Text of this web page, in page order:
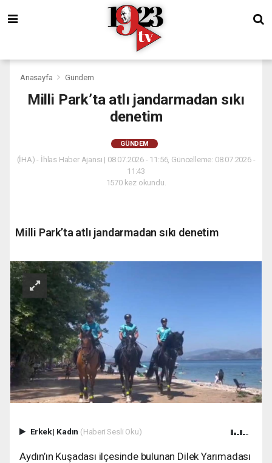
Anasayfa Gündem
Milli Park’ta atlı jandarmadan sıkı
denetim
GÜNDEM
(İHA) - İhlas Haber Ajansı | 08.07.2026 - 11:56, Güncelleme: 08.07.2026 -
11:43
1570 kez okundu.
Milli Park’ta atlı jandarmadan sıkı denetim
Erkek| Kadın (Haberi Sesli Oku)
Aydın’ın Kuşadası ilçesinde bulunan Dilek Yarımadası